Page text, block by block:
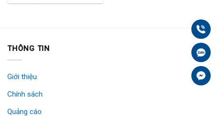
THÔNG TIN
Giới thiệu
Chính sách
Quảng cáo